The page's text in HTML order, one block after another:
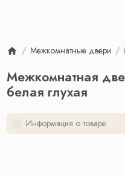
Межкомнатные двери
Межкомнатная
белая глухая
Информация о товаре